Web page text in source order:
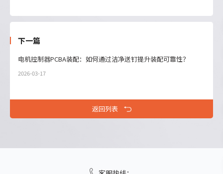
下一篇
电机控制器PCBA装配：如何通过洁净送钉提升装配可靠性？
2026-03-17
返回列表